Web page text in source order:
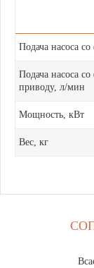
Подача насоса
Подача насоса
приводу, л/мин
Мощность, кВт
Вес, кг